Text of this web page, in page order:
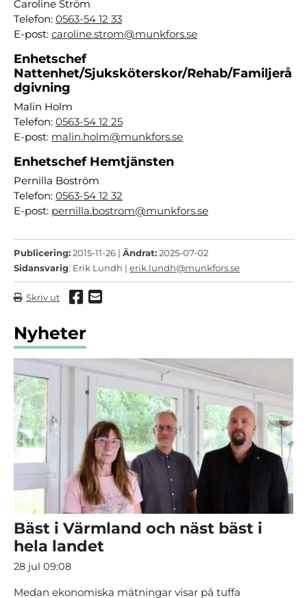
Caroline Ström
Telefon: 0563-54 12 33
E-post: caroline.strom@munkfors.se
Enhetschef
Nattenhet/Sjuksköterskor/Rehab/Familjerå
dgivning
Malin Holm
Telefon: 0563-54 12 25
E-post: malin.holm@munkfors.se
Enhetschef Hemtjänsten
Pernilla Boström
Telefon: 0563-54 12 32
E-post: pernilla.bostrom@munkfors.se
Publicering:2015-11-26 | Ändrat:2025-07-02
Sidansvarig: Erik Lundh | erik.lundh@munkfors.se
Skriv ut Dela via Facebook
Dela via mail
Nyheter
Bäst i Värmland och näst bäst i
hela landet
28 jul 09:08
Medan ekonomiska mätningar visar på tuffa